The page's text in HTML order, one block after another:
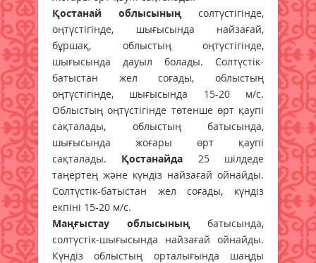
Қостанай облысының солтүстігінде,
оңтүстігінде, шығысында найзағай,
бұршақ, облыстың оңтүстігінде,
шығысында дауыл болады. Солтүстік-
батыстан жел соғады, облыстың
оңтүстігінде, шығысында 15-20 м/с.
Облыстың оңтүстігінде төтенше өрт қаупі
сақталады, облыстың батысында,
шығысында жоғары өрт қаупі
сақталады. Қостанайда 25 шілдеде
таңертең және күндіз найзағай ойнайды.
Солтүстік-батыстан жел соғады, күндіз
екпіні 15-20 м/с.
Маңғыстау облысының батысында,
солтүстік-шығысында найзағай ойнайды.
Күндіз облыстың орталығында шаңды